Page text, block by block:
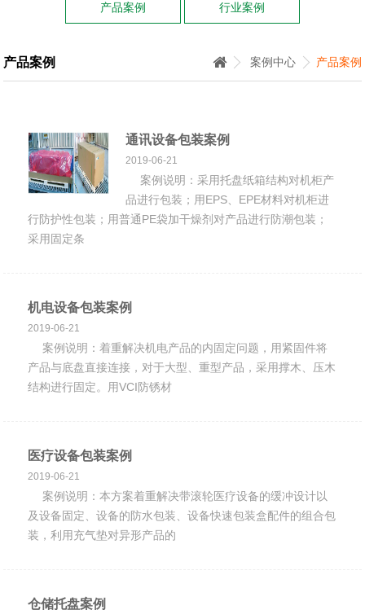
产品案例 行业案例
产品案例 案例中心 产品案例
通讯设备包装案例
2019-06-21
案例说明：采用托盘纸箱结构对机柜产
品进行包装；用EPS、EPE材料对机柜进
行防护性包装；用普通PE袋加干燥剂对产品进行防潮包装；
采用固定条
机电设备包装案例
2019-06-21
案例说明：着重解决机电产品的内固定问题，用紧固件将
产品与底盘直接连接，对于大型、重型产品，采用撑木、压木
结构进行固定。用VCI防锈材
医疗设备包装案例
2019-06-21
案例说明：本方案着重解决带滚轮医疗设备的缓冲设计以
及设备固定、设备的防水包装、设备快速包装盒配件的组合包
装，利用充气垫对异形产品的
仓储托盘案例